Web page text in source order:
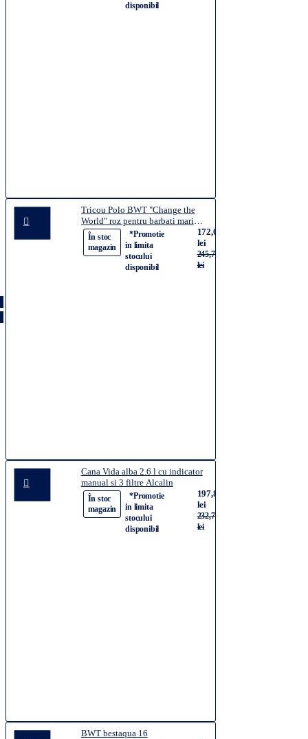
disponibil
Tricou Polo BWT "Change the
World" roz pentru barbati marimea
LÎn stoc
magazin
*Promotie
in limita
stocului
disponibil
172,03
lei
245,75
lei
Cana Vida alba 2.6 l cu indicator
manual si 3 filtre Alcalin
În stoc
magazin
*Promotie
in limita
stocului
disponibil
197,84
lei
232,74
lei
BWT bestaqua 16